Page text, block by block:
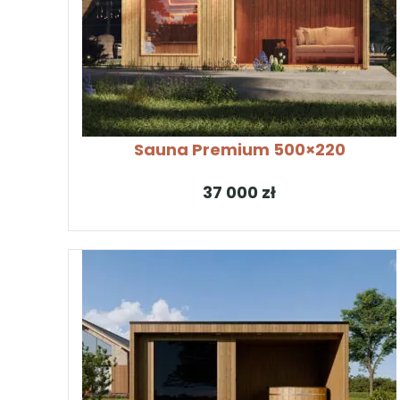
SKONFIGURUJ PRODUKT
Sauna Premium 500×220
zł